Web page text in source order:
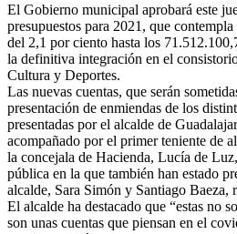
El Gobierno municipal aprobará este
presupuestos para 2021, que
del 2,1 por ciento hasta los
la definitiva integración en el
Cultura y Deportes.
Las nuevas cuentas, que serán
presentación de enmiendas de los
presentadas por el alcalde de
acompañado por el primer teniente de
la concejala de Hacienda, Lucía de
pública en la que también han estado
alcalde, Sara Simón y Santiago Baeza,
El alcalde ha destacado que “estas no
son unas cuentas que piensan en el